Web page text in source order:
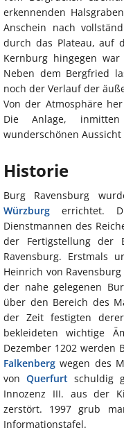
erkennenden
Anschein nach
durch das Plateau, auf
Kernburg hingegen
Neben dem Bergfried
noch der Verlauf der
Von der Atmosphäre
Die Anlage,
wunderschönen
Historie
Burg Ravensburg
Würzburg errichtet.
Dienstmannen des
der Fertigstellung der
Ravensburg. Erstmals
Heinrich von
der nahe gelegenen
über den Bereich des
der Zeit festigten
bekleideten wichtige
Dezember 1202 werden
Falkenberg wegen des
von Querfurt schuldig
Innozenz III. aus der
zerstört. 1997 grub
Informationstafel.